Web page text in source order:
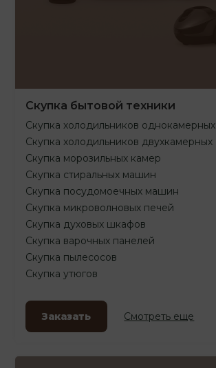
Скупка бытовой техники
Скупка холодильников однокамерных
Скупка холодильников двухкамерных
Скупка морозильных камер
Скупка стиральных машин
Скупка посудомоечных машин
Скупка микроволновых печей
Скупка духовых шкафов
Скупка варочных панелей
Скупка пылесосов
Скупка утюгов
Заказать Смотреть еще